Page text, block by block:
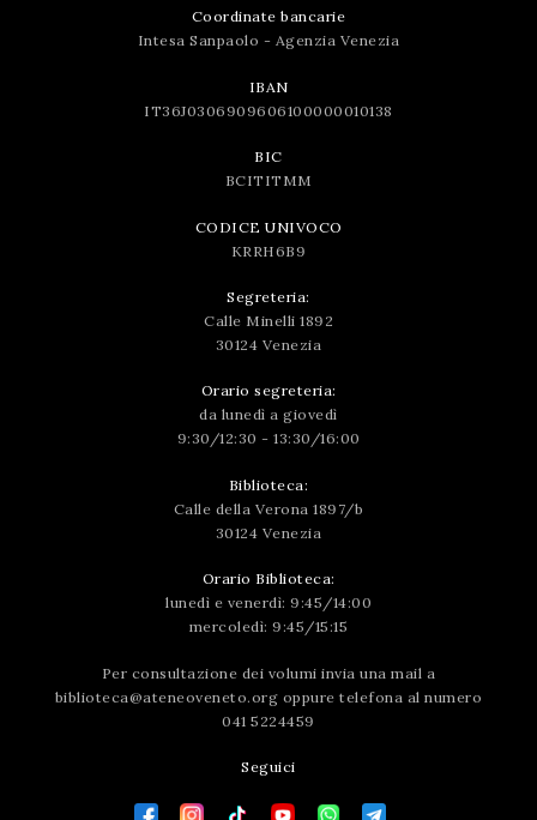
Coordinate bancarie
Intesa Sanpaolo - Agenzia Venezia
IBAN
IT36J0306909606100000010138
BIC
BCITITMM
CODICE UNIVOCO
KRRH6B9
Segreteria:
Calle Minelli 1892
30124 Venezia
Orario segreteria:
da lunedì a giovedì
9:30/12:30 - 13:30/16:00
Biblioteca:
Calle della Verona 1897/b
30124 Venezia
Orario Biblioteca:
lunedì e venerdì: 9:45/14:00
mercoledì: 9:45/15:15
Per consultazione dei volumi invia una mail a
biblioteca@ateneoveneto.org oppure telefona al numero
041 5224459
Seguici